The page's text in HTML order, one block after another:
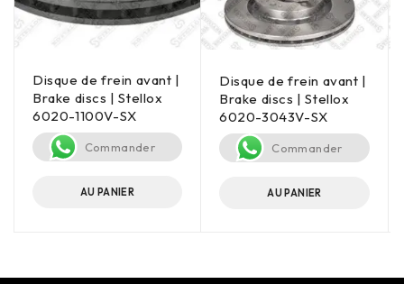
Disque de frein avant |
Brake discs | Stellox
6020-1100V-SX
Commander
AU PANIER
Disque de frein avant |
Brake discs | Stellox
6020-3043V-SX
Commander
AU PANIER